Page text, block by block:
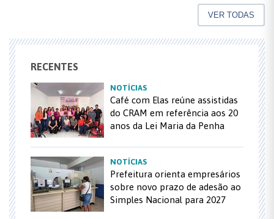
VER TODAS
RECENTES
NOTÍCIAS
Café com Elas reúne assistidas
do CRAM em referência aos 20
anos da Lei Maria da Penha
NOTÍCIAS
Prefeitura orienta empresários
sobre novo prazo de adesão ao
Simples Nacional para 2027